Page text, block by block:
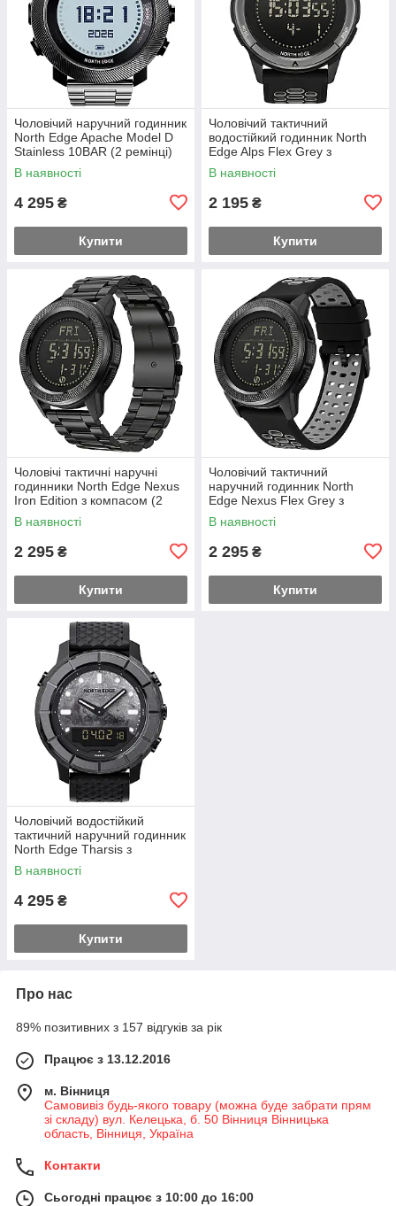
Чоловічий наручний годинник
North Edge Apache Model D
Stainless 10BAR (2 ремінці)
В наявності
4 295 ₴
Купити
Чоловічий тактичний
водостійкий годинник North
Edge Alps Flex Grey з
компасом (2 ремінці)
В наявності
2 195 ₴
Купити
Чоловічі тактичні наручні
годинники North Edge Nexus
Iron Edition з компасом (2
ремінці)
В наявності
2 295 ₴
Купити
Чоловічий тактичний
наручний годинник North
Edge Nexus Flex Grey з
компасом (2 ремінці)
В наявності
2 295 ₴
Купити
Чоловічий водостійкий
тактичний наручний годинник
North Edge Tharsis з
компасом Чорний
В наявності
4 295 ₴
Купити
Про нас
89% позитивних з 157 відгуків за рік
Працює з 13.12.2016
м. Вінниця
Самовивіз будь-якого товару (можна буде забрати прям
зі складу) вул. Келецька, б. 50 Вінниця Вінницька
область, Вінниця, Україна
Контакти
Сьогодні працює з 10:00 до 16:00